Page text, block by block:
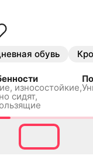
обувь
износостойкие,
сидят,